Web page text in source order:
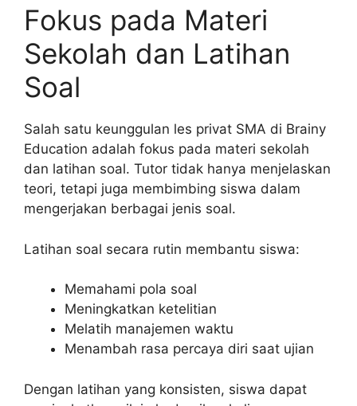
Fokus pada Materi
Sekolah dan Latihan
Soal
Salah satu keunggulan les privat SMA di Brainy
Education adalah fokus pada materi sekolah
dan latihan soal. Tutor tidak hanya menjelaskan
teori, tetapi juga membimbing siswa dalam
mengerjakan berbagai jenis soal.
Latihan soal secara rutin membantu siswa:
Memahami pola soal
Meningkatkan ketelitian
Melatih manajemen waktu
Menambah rasa percaya diri saat ujian
Dengan latihan yang konsisten, siswa dapat